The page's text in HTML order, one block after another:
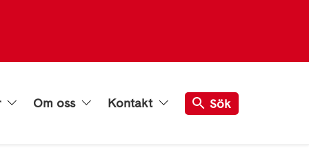
Om oss Kontakt Sök